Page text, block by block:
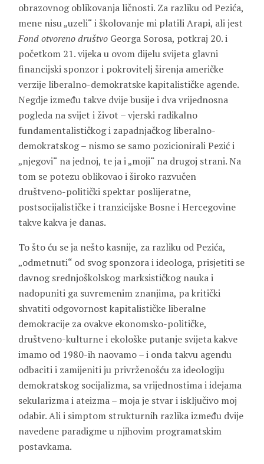
obrazovnog oblikovanja ličnosti. Za razliku od Pezića,
mene nisu „uzeli“ i školovanje mi platili Arapi, ali jest
Fond otvoreno društvo Georga Sorosa, potkraj 20. i
početkom 21. vijeka u ovom dijelu svijeta glavni
financijski sponzor i pokrovitelj širenja američke
verzije liberalno-demokratske kapitalističke agende.
Negdje između takve dvije busije i dva vrijednosna
pogleda na svijet i život – vjerski radikalno
fundamentalističkog i zapadnjačkog liberalno-
demokratskog – nismo se samo pozicionirali Pezić i
„njegovi“ na jednoj, te ja i „moji“ na drugoj strani. Na
tom se potezu oblikovao i široko razvučen
društveno-politički spektar poslijeratne,
postsocijalističke i tranzicijske Bosne i Hercegovine
takve kakva je danas.
To što ću se ja nešto kasnije, za razliku od Pezića,
„odmetnuti“ od svog sponzora i ideologa, prisjetiti se
davnog srednjoškolskog marksističkog nauka i
nadopuniti ga suvremenim znanjima, pa kritički
shvatiti odgovornost kapitalističke liberalne
demokracije za ovakve ekonomsko-političke,
društveno-kulturne i ekološke putanje svijeta kakve
imamo od 1980-ih naovamo – i onda takvu agendu
odbaciti i zamijeniti ju privrženošću za ideologiju
demokratskog socijalizma, sa vrijednostima i idejama
sekularizma i ateizma – moja je stvar i isključivo moj
odabir. Ali i simptom strukturnih razlika između dvije
navedene paradigme u njihovim programatskim
postavkama.